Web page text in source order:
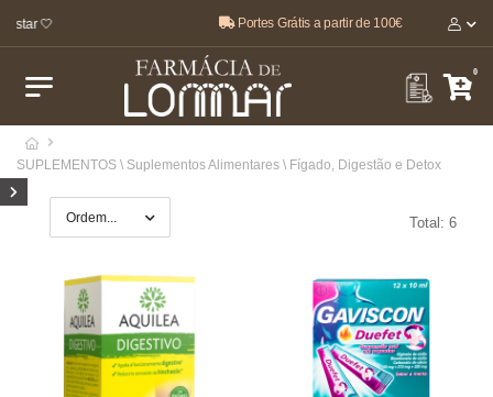
🤍 Portes Grátis a partir de 100€
0
SUPLEMENTOS \ Suplementos Alimentares \ Fígado, Digestão e Detox
Total: 6